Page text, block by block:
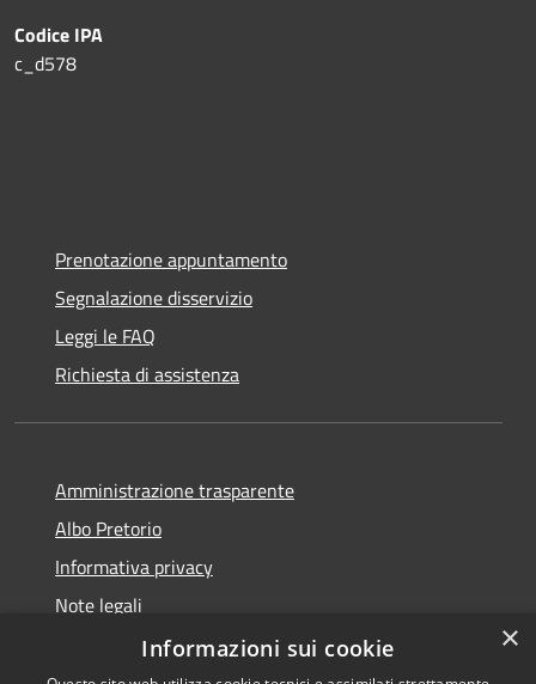
Codice IPA
c_d578
Prenotazione appuntamento
Segnalazione disservizio
Leggi le FAQ
Richiesta di assistenza
Amministrazione trasparente
Albo Pretorio
Informativa privacy
Note legali
Dichiarazione di accessibilità
×
Informazioni sui cookie